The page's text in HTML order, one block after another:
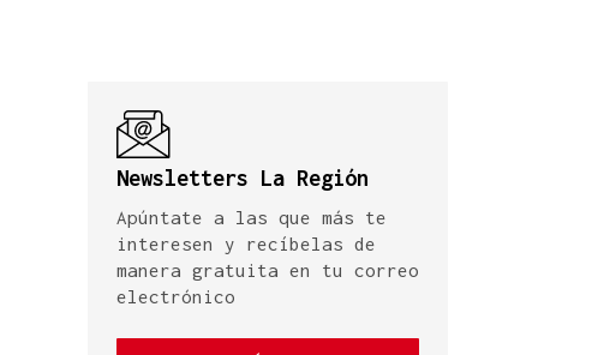
Newsletters La Región
Apúntate a las que más te
interesen y recíbelas de
manera gratuita en tu correo
electrónico